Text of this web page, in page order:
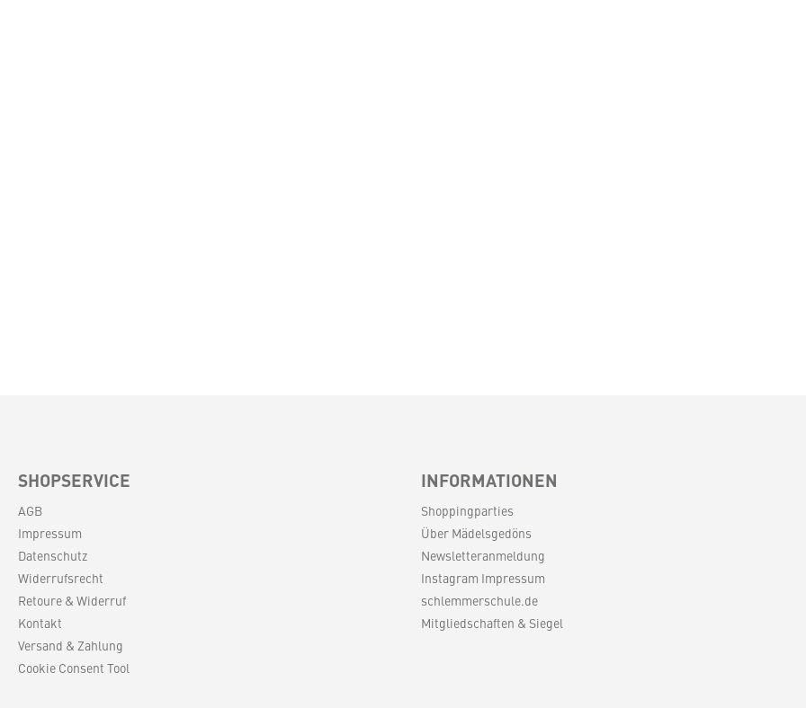
SHOPSERVICE
AGB
Impressum
Datenschutz
Widerrufsrecht
Retoure & Widerruf
Kontakt
Versand & Zahlung
Cookie Consent Tool
INFORMATIONEN
Shoppingparties
Über Mädelsgedöns
Newsletteranmeldung
Instagram Impressum
schlemmerschule.de
Mitgliedschaften & Siegel